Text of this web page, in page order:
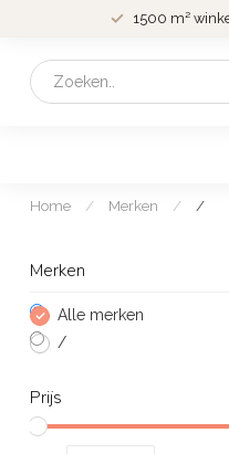
1500 m²
Home / Merken / /
Merken
Alle merken
/
Prijs